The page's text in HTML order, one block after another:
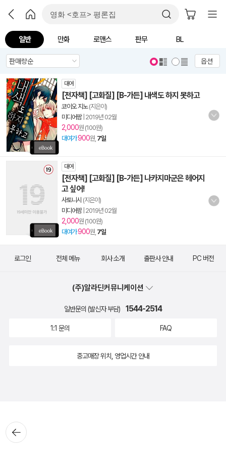
일반 만화 로맨스 판무 BL
옵션
대여
[전자책] [고화질] [B-가든] 내색도 하지 못하고
코이오 지노(지은이)
미디어팜| 2019년 02월
2,000원 (100원)
대여가900원, 7일
대여
[전자책] [고화질] [B-가든] 나카지마군은 헤어지
고 싶어!
사토니시 (지은이)
미디어팜| 2019년 02월
2,000원 (100원)
대여가900원, 7일
뒤로가
기
로그인 전체 메뉴 회사 소개 출판사 안내 PC 버전
(주)알라딘커뮤니케이션
일반문의 (발신자 부담) 1544-2514
1:1 문의 FAQ
중고매장 위치, 영업시간 안내